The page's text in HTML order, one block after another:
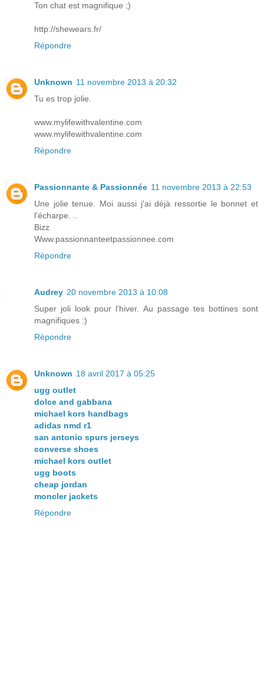
Ton chat est magnifique ;)
http://shewears.fr/
Répondre
Unknown 11 novembre 2013 à 20:32
Tu es trop jolie.
www.mylifewithvalentine.com
www.mylifewithvalentine.com
Répondre
Passionnante & Passionnée 11 novembre 2013 à 22:53
Une jolie tenue. Moi aussi j'ai déjà ressortie le bonnet et
l'écharpe. ..
Bizz
Www.passionnanteetpassionnee.com
Répondre
Audrey 20 novembre 2013 à 10:08
Super joli look pour l'hiver. Au passage tes bottines sont
magnifiques :)
Répondre
Unknown 18 avril 2017 à 05:25
ugg outlet
dolce and gabbana
michael kors handbags
adidas nmd r1
san antonio spurs jerseys
converse shoes
michael kors outlet
ugg boots
cheap jordan
moncler jackets
Répondre